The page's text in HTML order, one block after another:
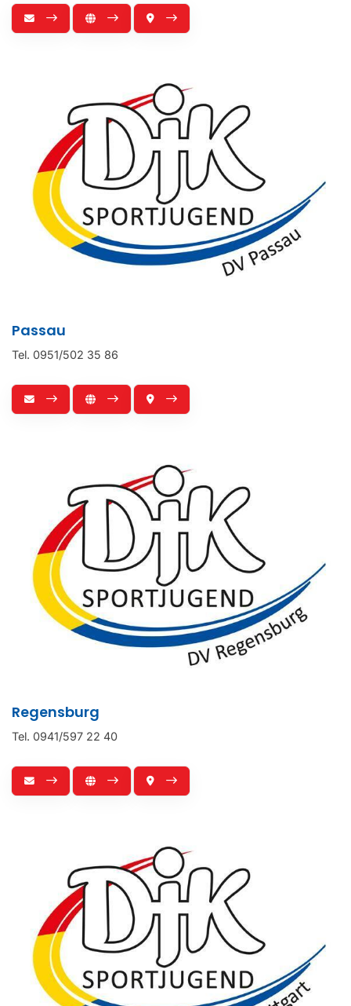
Passau
Tel. 0951/502 35 86
Regensburg
Tel. 0941/597 22 40